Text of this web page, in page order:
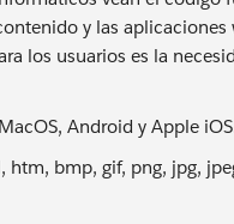
y las aplicaciones
los usuarios es la
Android y Apple
bmp, gif, png, jpg,